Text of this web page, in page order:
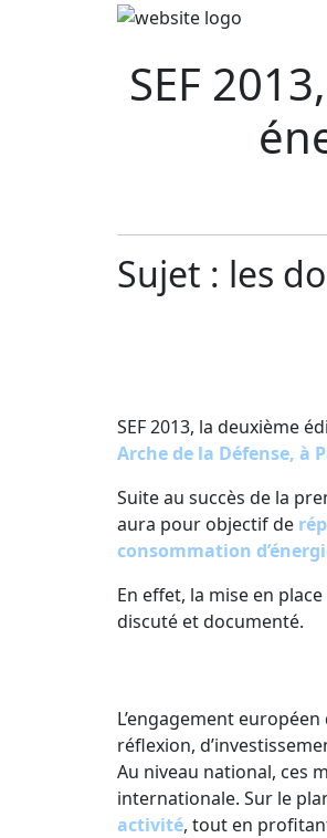
SEF
Sujet : les
SEF 2013, la deuxième
Arche de la Défense, à
Suite au succès de la
aura pour objectif de
consommation
En effet, la mise en
discuté et documenté.
L’engagement
réflexion,
Au niveau national, ces
internationale. Sur le
activité, tout en